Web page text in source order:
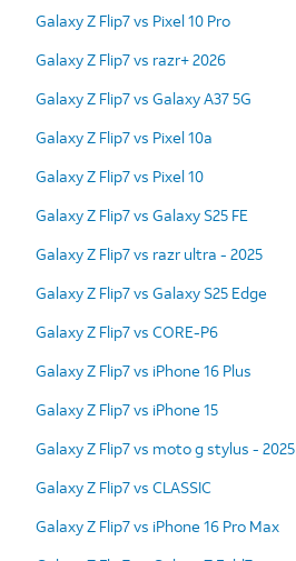
Galaxy Z Flip7 vs Pixel 10 Pro
Galaxy Z Flip7 vs razr+ 2026
Galaxy Z Flip7 vs Galaxy A37 5G
Galaxy Z Flip7 vs Pixel 10a
Galaxy Z Flip7 vs Pixel 10
Galaxy Z Flip7 vs Galaxy S25 FE
Galaxy Z Flip7 vs razr ultra - 2025
Galaxy Z Flip7 vs Galaxy S25 Edge
Galaxy Z Flip7 vs CORE-P6
Galaxy Z Flip7 vs iPhone 16 Plus
Galaxy Z Flip7 vs iPhone 15
Galaxy Z Flip7 vs moto g stylus - 2025
Galaxy Z Flip7 vs CLASSIC
Galaxy Z Flip7 vs iPhone 16 Pro Max